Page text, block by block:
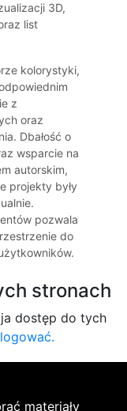
3D,
list
kolorystyki,
z
oraz
Dbałość o
wsparcie na
autorskim,
projekty były
pozwala
do
stronach
dostęp do tych
materiały